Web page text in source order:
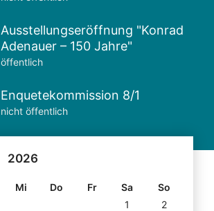
Ausstellungseröffnung "Konrad
Adenauer – 150 Jahre"
öffentlich
Enquetekommission 8/1
nicht öffentlich
2026
Mi Do Fr Sa
So
1
2